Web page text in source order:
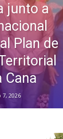
junto a
Plan de
Cana
7, 2026